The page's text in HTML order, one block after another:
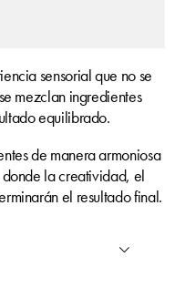
sensorial que no se
mezclan ingredientes
equilibrado.
de manera armoniosa
la creatividad, el
el resultado final.